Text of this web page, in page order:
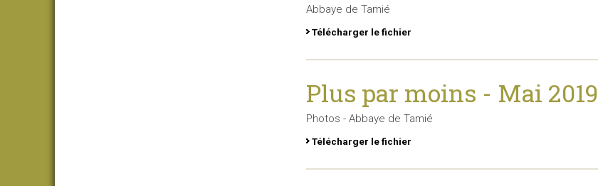
Abbaye de Tamié
Télécharger le fichier
Plus par moins - Mai 2019
Photos - Abbaye de Tamié
Télécharger le fichier